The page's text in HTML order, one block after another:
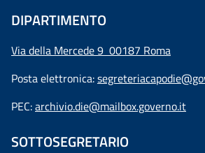
DIPARTIMENTO
Via della Mercede 9 00187 Roma
Posta elettronica:
PEC:archivio.die@mailbox.governo.it
SOTTOSEGRETARIO